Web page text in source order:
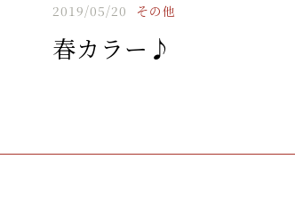
2019/05/20 その他
春カラー♪